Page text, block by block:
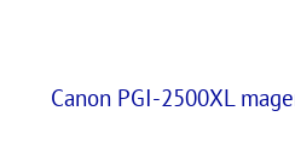
Canon PGI-2500XL